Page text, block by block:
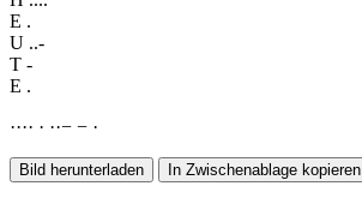
E .
U ..-
T -
E .
···· · ··− − ·
Bild herunterladen In Zwischenablage kopieren